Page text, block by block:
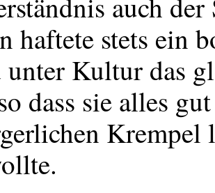
haftete stets ein
unter Kultur das
dass sie alles